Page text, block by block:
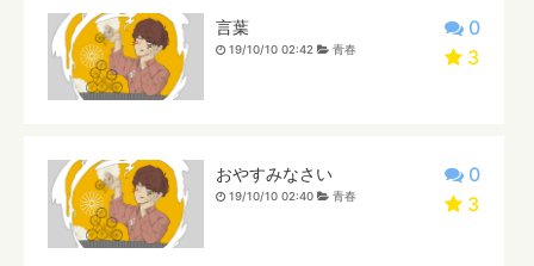
0
3
言葉
19/10/10 02:42 青春
0
3
おやすみなさい
19/10/10 02:40 青春